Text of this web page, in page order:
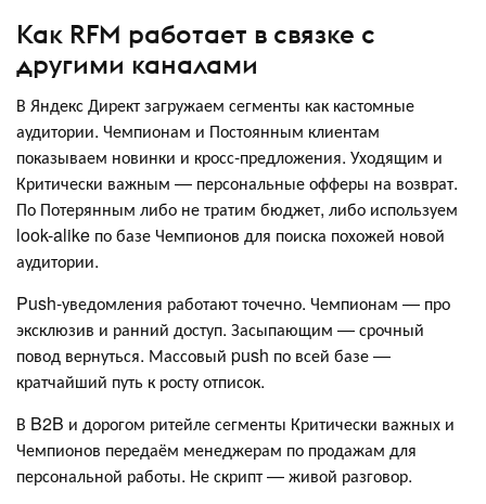
Как RFM работает в связке с
другими каналами
В Яндекс Директ загружаем сегменты как кастомные
аудитории. Чемпионам и Постоянным клиентам
показываем новинки и кросс-предложения. Уходящим и
Критически важным — персональные офферы на возврат.
По Потерянным либо не тратим бюджет, либо используем
look-alike по базе Чемпионов для поиска похожей новой
аудитории.
Push-уведомления работают точечно. Чемпионам — про
эксклюзив и ранний доступ. Засыпающим — срочный
повод вернуться. Массовый push по всей базе —
кратчайший путь к росту отписок.
В B2B и дорогом ритейле сегменты Критически важных и
Чемпионов передаём менеджерам по продажам для
персональной работы. Не скрипт — живой разговор.